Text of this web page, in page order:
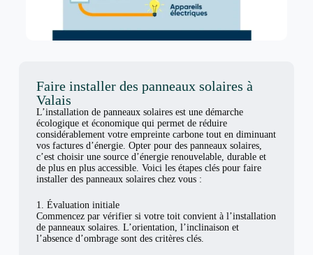
Faire installer des panneaux solaires à
Valais
L’installation de panneaux solaires est une démarche
écologique et économique qui permet de réduire
considérablement votre empreinte carbone tout en diminuant
vos factures d’énergie. Opter pour des panneaux solaires,
c’est choisir une source d’énergie renouvelable, durable et
de plus en plus accessible. Voici les étapes clés pour faire
installer des panneaux solaires chez vous :
1. Évaluation initiale
Commencez par vérifier si votre toit convient à l’installation
de panneaux solaires. L’orientation, l’inclinaison et
l’absence d’ombrage sont des critères clés.